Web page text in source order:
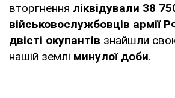
вторгнення ліквідували 38
військовослужбовців армії
двісті окупантів знайшли
нашій землі минулої доби.